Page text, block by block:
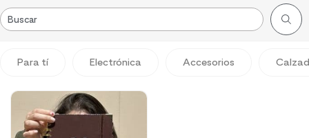
Para tí Electrónica Accesorios